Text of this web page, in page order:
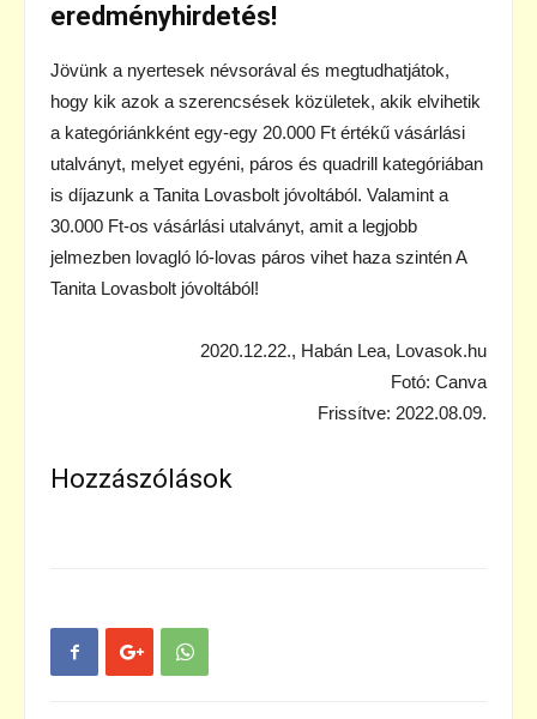
eredményhirdetés!
Jövünk a nyertesek névsorával és megtudhatjátok,
hogy kik azok a szerencsések közületek, akik elvihetik
a kategóriánkként egy-egy 20.000 Ft értékű vásárlási
utalványt, melyet egyéni, páros és quadrill kategóriában
is díjazunk a Tanita Lovasbolt jóvoltából. Valamint a
30.000 Ft-os vásárlási utalványt, amit a legjobb
jelmezben lovagló ló-lovas páros vihet haza szintén A
Tanita Lovasbolt jóvoltából!
2020.12.22., Habán Lea, Lovasok.hu
Fotó: Canva
Frissítve: 2022.08.09.
Hozzászólások